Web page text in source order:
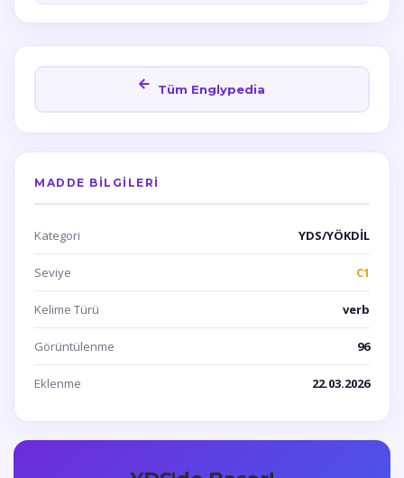
Tüm Englypedia
MADDE BILGILERI
Kategori YDS/YÖKDİL
Seviye C1
Kelime Türü verb
Görüntülenme 96
Eklenme 22.03.2026